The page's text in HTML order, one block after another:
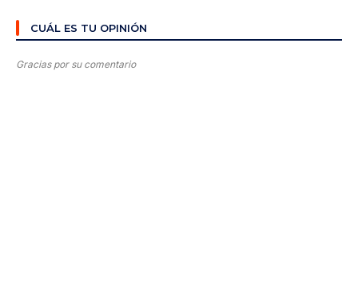
CUÁL ES TU OPINIÓN
Gracias por su comentario